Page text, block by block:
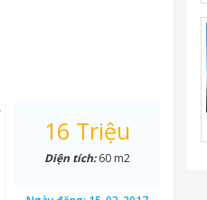
16 Triệu
Diện tích:60 m2